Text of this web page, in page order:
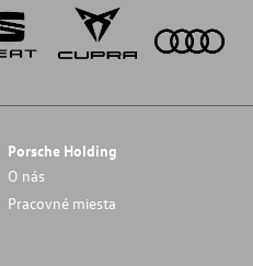
Porsche Holding
O nás
Pracovné miesta